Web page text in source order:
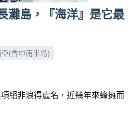
灘島，『海洋』是它最
亞(含中南半島)
絕非浪得虛名，近幾年來蜂擁而